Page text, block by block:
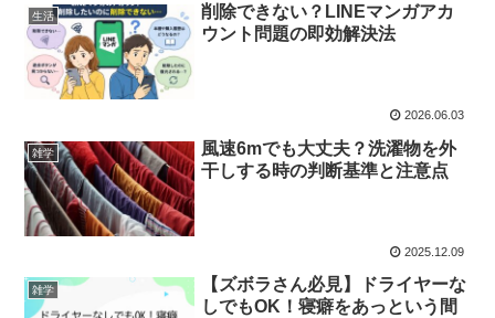
生活
削除できない？LINEマンガアカ
ウント問題の即効解決法
2026.06.03
雑学
風速6mでも大丈夫？洗濯物を外
干しする時の判断基準と注意点
2025.12.09
雑学
【ズボラさん必見】ドライヤーな
しでもOK！寝癖をあっという間